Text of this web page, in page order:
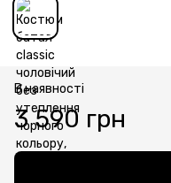
В наявності
3 590 грн